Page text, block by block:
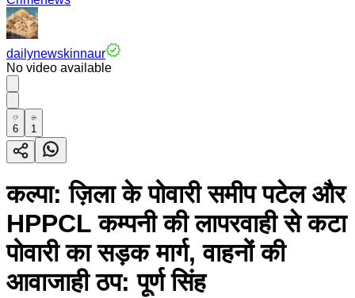
dailynewskinnaur
No video available
6 1
कल्पा: ज़िला के पोवारी समीप पटेल और
HPPCL कम्पनी की लापरवाही से कटा
पोवारी का सड़क मार्ग, वाहनों की
आवाजाही ठप: पूर्ण सिंह